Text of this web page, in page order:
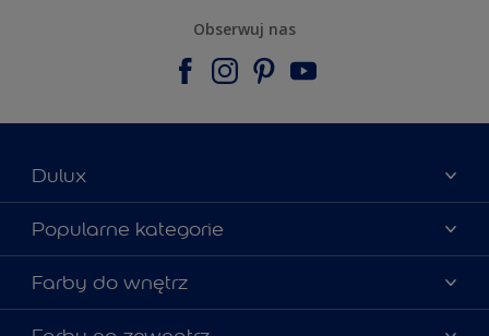
Obserwuj nas
Dulux
Materiały marketingowe
Mapa strony
Kontakt
Popularne kategorie
Kolory farb
Porady ekspertów
Farby do wnętrz
Farby do ścian